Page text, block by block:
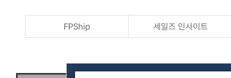
FPShip 세일즈 인사이트